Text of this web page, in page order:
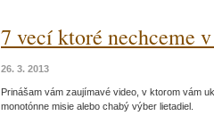
7 vecí ktoré nechceme
26. 3. 2013
Prinášam vám zaujímavé video, v ktorom vám
monotónne misie alebo chabý výber lietadiel.